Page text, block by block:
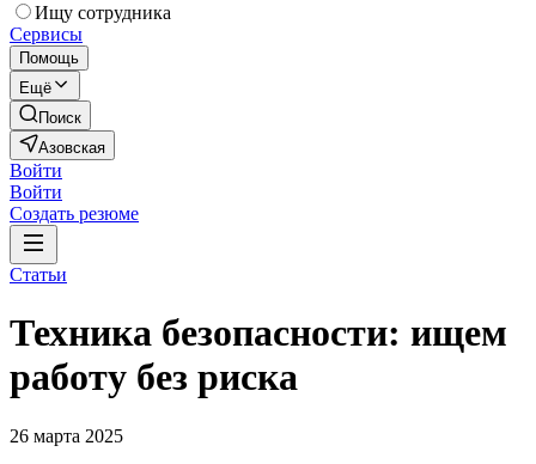
Ищу сотрудника
Сервисы
Помощь
Ещё
Поиск
Азовская
Войти
Войти
Создать резюме
Статьи
Техника безопасности: ищем
работу без риска
26 марта 2025